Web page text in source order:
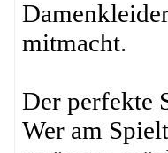
mitmacht.
Der perfekte
Wer am